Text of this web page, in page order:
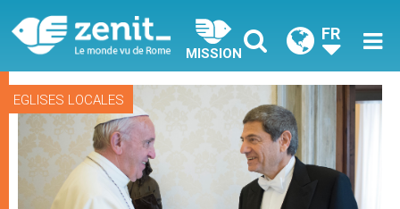
MISSION
FR
EGLISES LOCALES